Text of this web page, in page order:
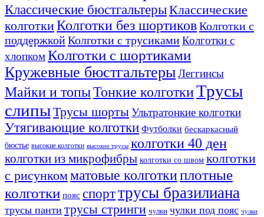
Классические бюстгальтерыКлассические
колготкиКолготки без шортиковКолготки с
поддержкойКолготки с трусикамиКолготки с
хлопкомКолготки с шортиками
Кружевные бюстгальтерыЛеггинсы
Майки и топыТонкие колготкиТрусы
слипыТрусы шортыУльтратонкие колготки
Утягивающие колготки Футболки бескаркасный
бюстье высокие колготки высокие трусы колготки 40 ден
колготки из микрофибры колготки со швом колготки
с рисункомматовые колготкиплотные
колготки пояс спорттрусы бразилиана
трусы панти трусы стринги чулки чулки под пояс чулки